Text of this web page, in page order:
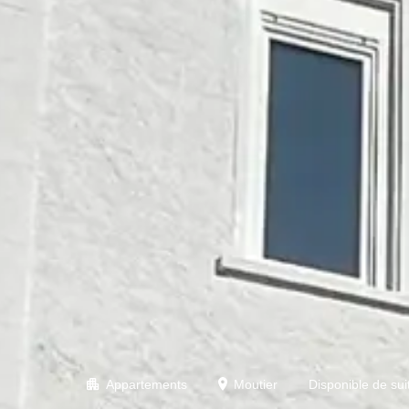
Appartements Moutier Disponible de